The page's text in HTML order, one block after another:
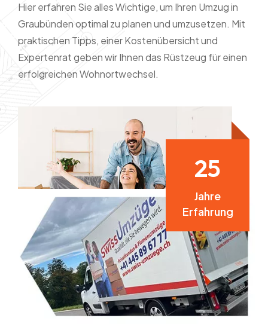
Hier erfahren Sie alles Wichtige, um Ihren Umzug in
Graubünden optimal zu planen und umzusetzen. Mit
praktischen Tipps, einer Kostenübersicht und
Expertenrat geben wir Ihnen das Rüstzeug für einen
erfolgreichen Wohnortwechsel.
25
Jahre
Erfahrung